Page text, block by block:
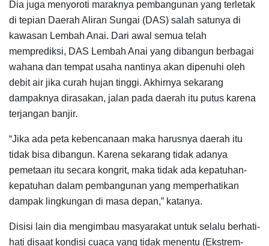
Dia juga menyoroti maraknya pembangunan yang terletak
di tepian Daerah Aliran Sungai (DAS) salah satunya di
kawasan Lembah Anai. Dari awal semua telah
memprediksi, DAS Lembah Anai yang dibangun berbagai
wahana dan tempat usaha nantinya akan dipenuhi oleh
debit air jika curah hujan tinggi. Akhirnya sekarang
dampaknya dirasakan, jalan pada daerah itu putus karena
terjangan banjir.
“Jika ada peta kebencanaan maka harusnya daerah itu
tidak bisa dibangun. Karena sekarang tidak adanya
pemetaan itu secara kongrit, maka tidak ada kepatuhan-
kepatuhan dalam pembangunan yang memperhatikan
dampak lingkungan di masa depan,” katanya.
Disisi lain dia mengimbau masyarakat untuk selalu berhati-
hati disaat kondisi cuaca yang tidak menentu (Ekstrem-